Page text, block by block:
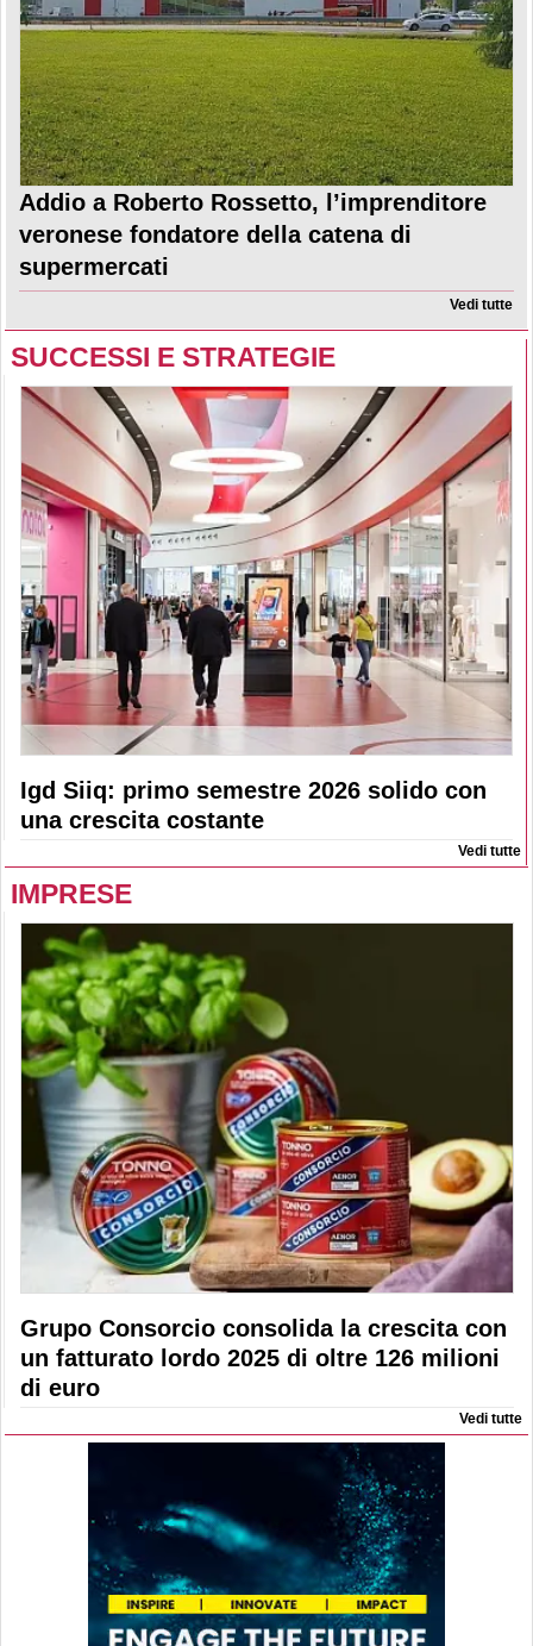
Addio a Roberto Rossetto, l’imprenditore
veronese fondatore della catena di
supermercati
Vedi tutte
SUCCESSI E STRATEGIE
Igd Siiq: primo semestre 2026 solido con
una crescita costante
Vedi tutte
IMPRESE
Grupo Consorcio consolida la crescita con
un fatturato lordo 2025 di oltre 126 milioni
di euro
Vedi tutte